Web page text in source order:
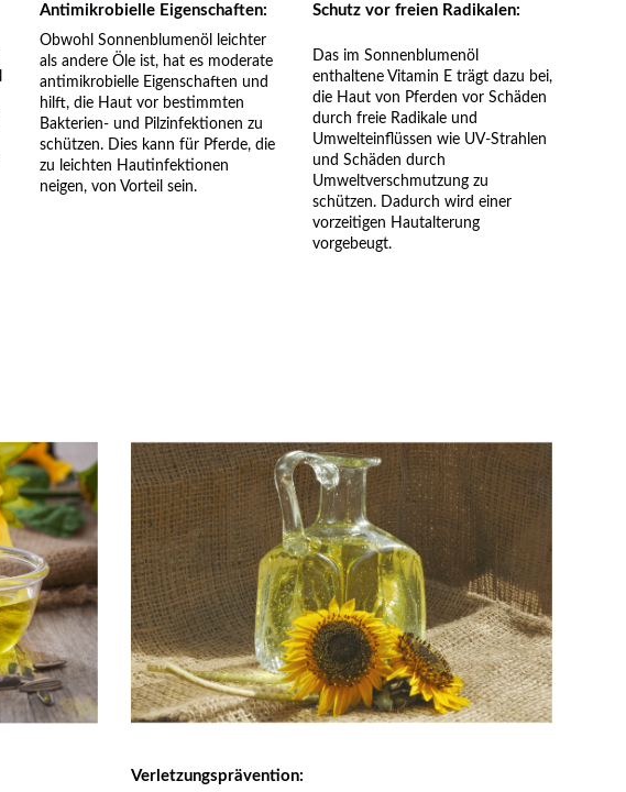
Antimikrobielle Eigenschaften:
Obwohl Sonnenblumenöl leichter
als andere Öle ist, hat es moderate
antimikrobielle Eigenschaften und
hilft, die Haut vor bestimmten
Bakterien- und Pilzinfektionen zu
schützen. Dies kann für Pferde, die
zu leichten Hautinfektionen
neigen, von Vorteil sein.
Schutz vor freien Radikalen:
Das im Sonnenblumenöl
enthaltene Vitamin E trägt dazu bei,
die Haut von Pferden vor Schäden
durch freie Radikale und
Umwelteinflüssen wie UV-Strahlen
und Schäden durch
Umweltverschmutzung zu
schützen. Dadurch wird einer
vorzeitigen Hautalterung
vorgebeugt.
Verletzungsprävention: